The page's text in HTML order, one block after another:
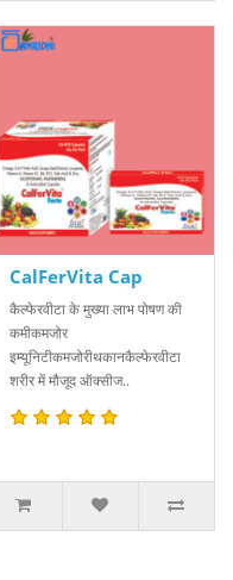
CalFerVita Cap
कैल्फेरवीटा के मुख्या लाभ पोषण की
कमीकमजोर
इम्यूनिटीकमजोरीथकानकैल्फेरवीटा
शरीर में मौजूद ऑक्सीज..